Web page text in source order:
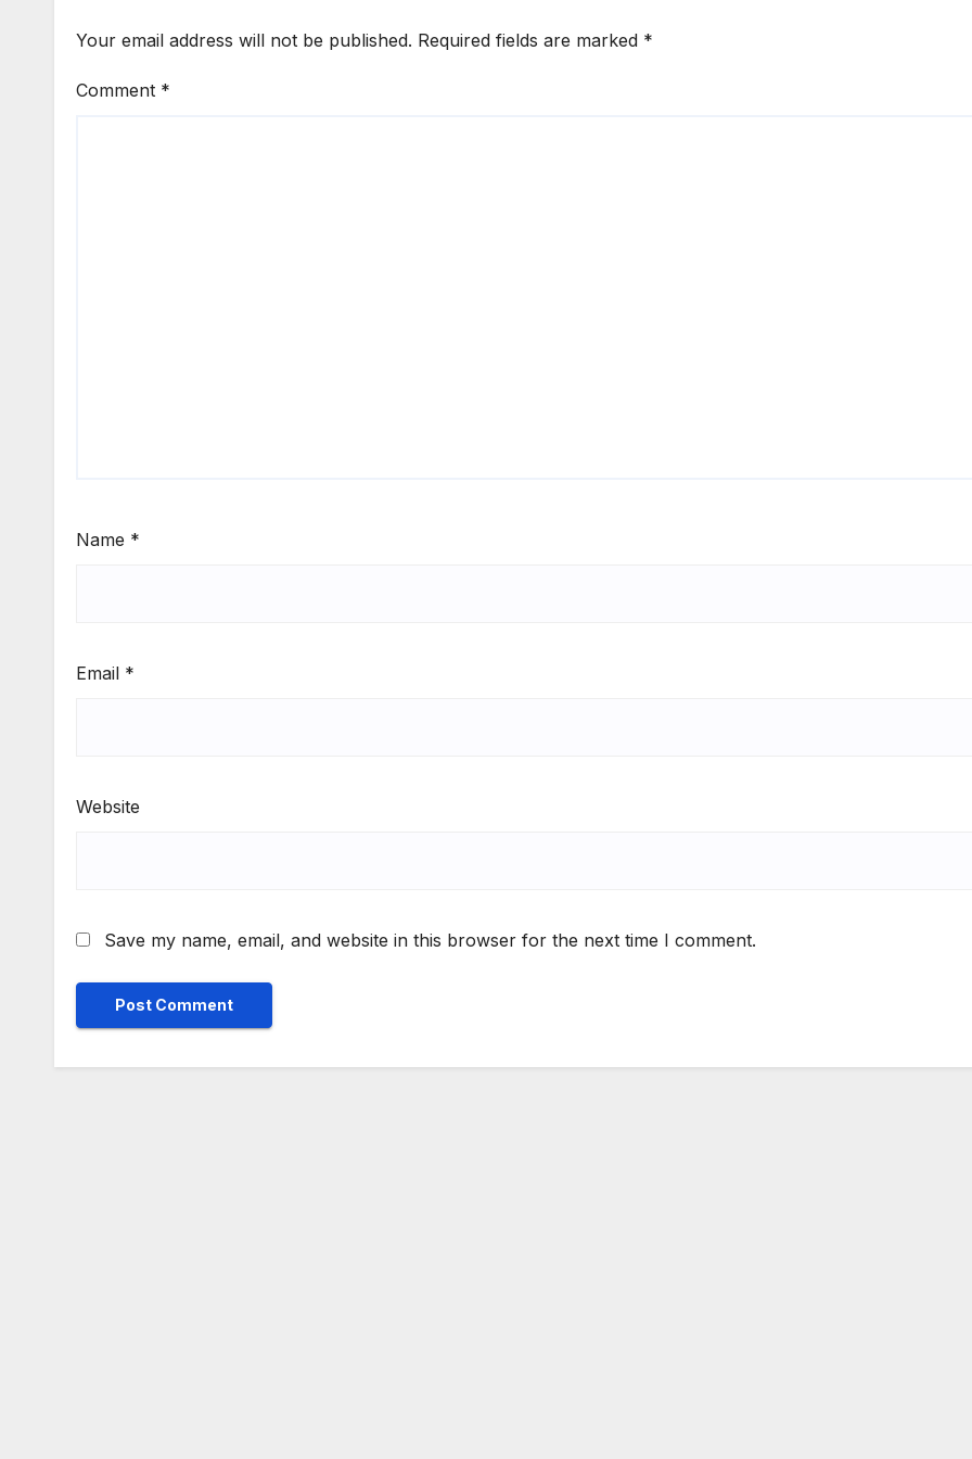
Your email address will not be published. Required fields are marked *
Comment *
Name *
Email *
Website
Save my name, email, and website in this browser for the next time I comment.